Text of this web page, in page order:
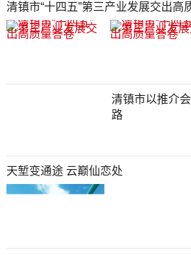
清镇市“十四五”第三产业发展交出高
清镇市以推介
路
天堑变通途 云巅仙恋处